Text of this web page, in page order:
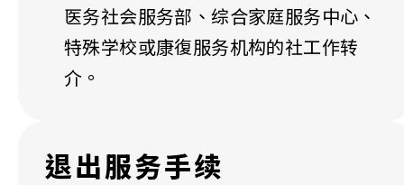
医务社会服务部、综合家庭服务中心、
特殊学校或康復服务机构的社工作转
介。
退出服务手续